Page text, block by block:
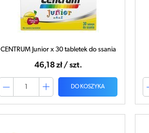
CENTRUM Junior x 30 tabletek do ssania
46,18 zł / szt.
DO KOSZYKA